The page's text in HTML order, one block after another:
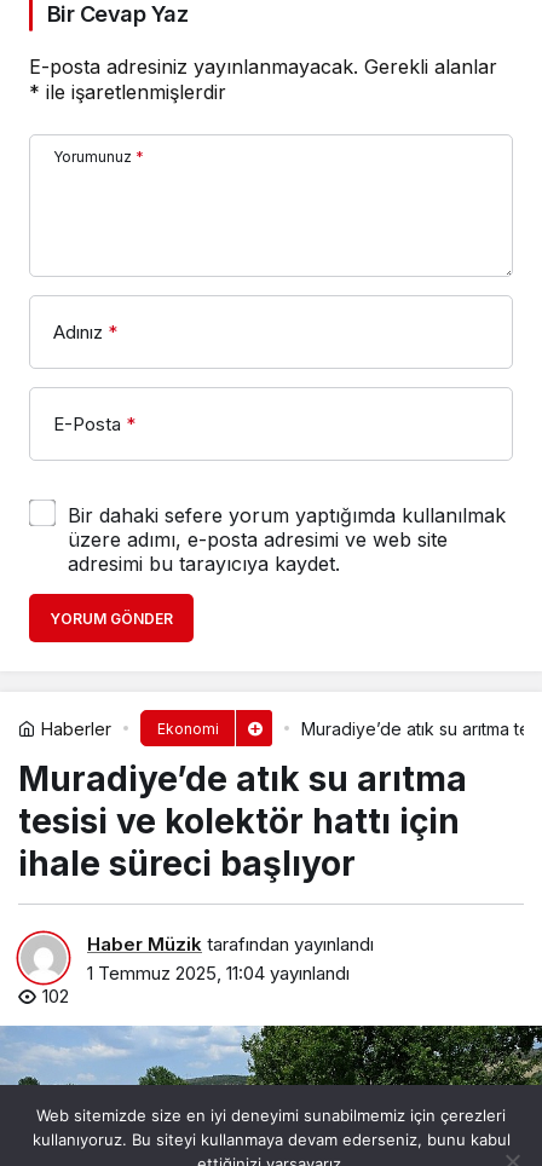
Bir Cevap Yaz
E-posta adresiniz yayınlanmayacak. Gerekli alanlar
* ile işaretlenmişlerdir
Yorumunuz *
Adınız *
E-Posta *
Bir dahaki sefere yorum yaptığımda kullanılmak
üzere adımı, e-posta adresimi ve web site
adresimi bu tarayıcıya kaydet.
YORUM GÖNDER
Haberler Ekonomi Muradiye’de atık su arıtma
Muradiye’de atık su arıtma
tesisi ve kolektör hattı için
ihale süreci başlıyor
Haber Müzik tarafından yayınlandı
1 Temmuz 2025, 11:04 yayınlandı
102
Web sitemizde size en iyi deneyimi sunabilmemiz için çerezleri
kullanıyoruz. Bu siteyi kullanmaya devam ederseniz, bunu kabul